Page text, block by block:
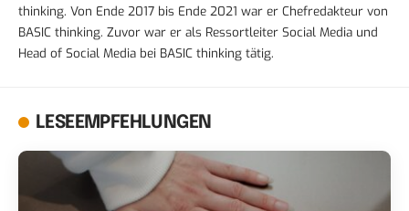
thinking. Von Ende 2017 bis Ende 2021 war er Chefredakteur von
BASIC thinking. Zuvor war er als Ressortleiter Social Media und
Head of Social Media bei BASIC thinking tätig.
LESEEMPFEHLUNGEN